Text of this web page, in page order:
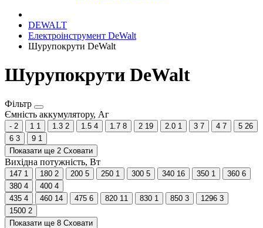
DEWALT
Електроінструмент DeWalt
Шурупокрути DeWalt
Шурупокрути DeWalt
Фільтр
Ємність аккумулятору, Аг
- 2 1 1 1.3 2 1.5 4 1.7 8 2 19 2.0 1 3 7 4 7 5 26
6 3 9 1
Показати ще 2 Сховати
Вихідна потужність, Вт
147 1 180 2 200 5 250 1 300 5 340 16 350 1 360 6
380 4 400 4
435 4 460 14 475 6 820 11 830 1 850 3 1296 3
1500 2
Показати ще 8 Сховати